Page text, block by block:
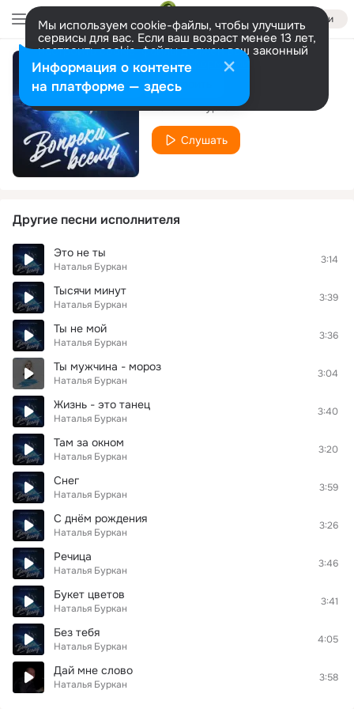
Войти
Мы используем cookie-файлы, чтобы улучшить
сервисы для вас. Если ваш возраст менее 13 лет,
настроить cookie-файлы должен ваш законный
представитель. Больше информации
Разрешить все Настроить
Тебя не забыла
Наталья Буркан
Слушать
Другие песни исполнителя
Это не ты
Наталья Буркан
3:14
Тысячи минут
Наталья Буркан
3:39
Ты не мой
Наталья Буркан
3:36
Ты мужчина - мороз
Наталья Буркан
3:04
Жизнь - это танец
Наталья Буркан
3:40
Там за окном
Наталья Буркан
3:20
Снег
Наталья Буркан
3:59
С днём рождения
Наталья Буркан
3:26
Речица
Наталья Буркан
3:46
Букет цветов
Наталья Буркан
3:41
Без тебя
Наталья Буркан
4:05
Дай мне слово
Наталья Буркан
3:58
Информация о контенте
на платформе — здесь